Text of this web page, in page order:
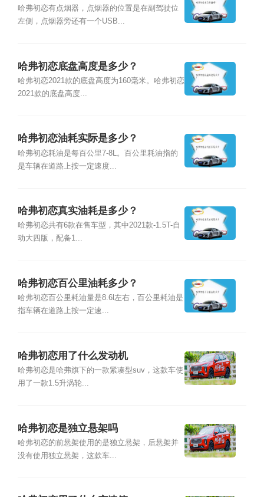
哈弗初恋有点烟器，点烟器的位置是在副驾驶位
左侧，点烟器旁还有一个USB...
哈弗初恋底盘高度是多少？
哈弗初恋2021款的底盘高度为160毫米。哈弗初恋
2021款的底盘高度...
哈弗初恋油耗实际是多少？
哈弗初恋耗油是每百公里7-8L。百公里耗油指的
是车辆在道路上按一定速度...
哈弗初恋真实油耗是多少？
哈弗初恋共有6款在售车型，其中2021款-1.5T-自
动大四版，配备1...
哈弗初恋百公里油耗多少？
哈弗初恋百公里耗油量是8.6l左右，百公里耗油是
指车辆在道路上按一定速...
哈弗初恋用了什么发动机
哈弗初恋是哈弗旗下的一款紧凑型suv，这款车使
用了一款1.5升涡轮...
哈弗初恋是独立悬架吗
哈弗初恋的前悬架使用的是独立悬架，后悬架并
没有使用独立悬架，这款车...